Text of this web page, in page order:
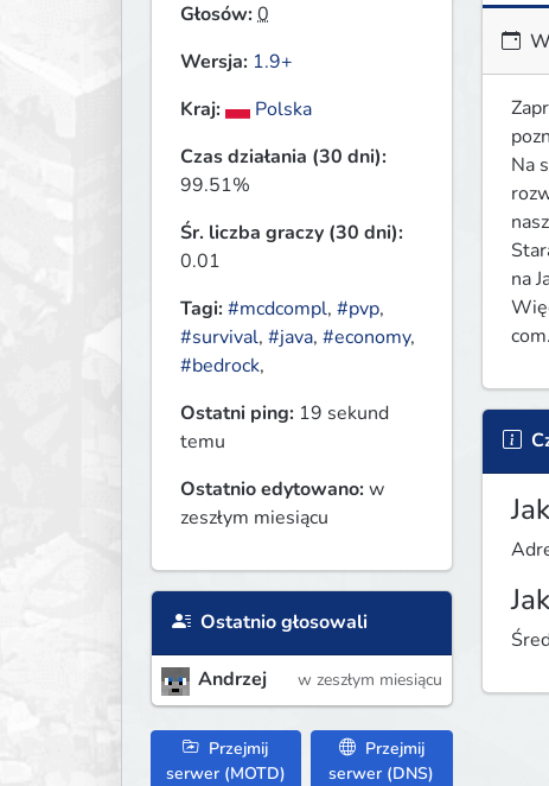
Głosów:0
Wersja: 1.9+
Kraj:
Polska
Czas działania (30 dni):
99.51%
Śr. liczba graczy (30 dni):
0.01
Tagi:#mcdcompl, #pvp,
#survival, #java, #economy,
#bedrock,
Ostatni ping: 19 sekund
temu
Ostatnio edytowano:w
zeszłym miesiącu
Ostatnio głosowali
Andrzej w zeszłym miesiącu
Przejmij
serwer (MOTD)
Przejmij
serwer (DNS)
Na
na